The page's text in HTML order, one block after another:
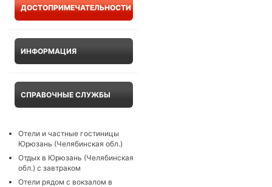
ДОСТОПРИМЕЧАТЕЛЬНОСТИ
ИНФОРМАЦИЯ
СПРАВОЧНЫЕ СЛУЖБЫ
Отели и частные гостиницы
Юрюзань (Челябинская обл.)
Отдых в Юрюзань (Челябинская
обл.) с завтраком
Отели рядом с вокзалом в